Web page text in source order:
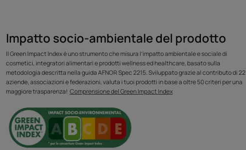
capelluto a ritrovare il suo
equilibrio naturale,
riequilibrandone il microbioma.
Impatto socio-ambientale del prodotto
Il Green Impact Index è uno strumento che misura l’impatto ambientale e sociale di
cosmetici, integratori alimentari e prodotti wellness ed healthcare, basato sulla
metodologia descritta nella guida AFNOR Spec 2215. Sviluppato grazie al contributo di 22
aziende, associazioni e federazioni, valuta i tuoi prodotti in base a oltre 50 criteri per una
maggiore trasparenza! Comprensione del Green Impact Index